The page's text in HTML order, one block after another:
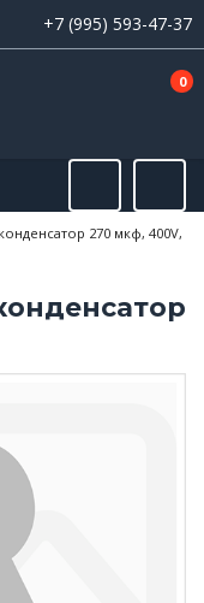
+7 (995) 593-47-37
0
270 мкф, 400V,